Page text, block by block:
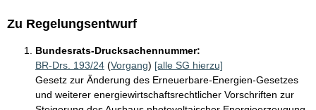
Zu Regelungsentwurf
Bundesrats-Drucksachennummer:
BR-Drs. 193/24 (Vorgang) [alle SG hierzu]
Gesetz zur Änderung des Erneuerbare-Energien-Gesetzes
und weiterer energiewirtschaftsrechtlicher Vorschriften zur